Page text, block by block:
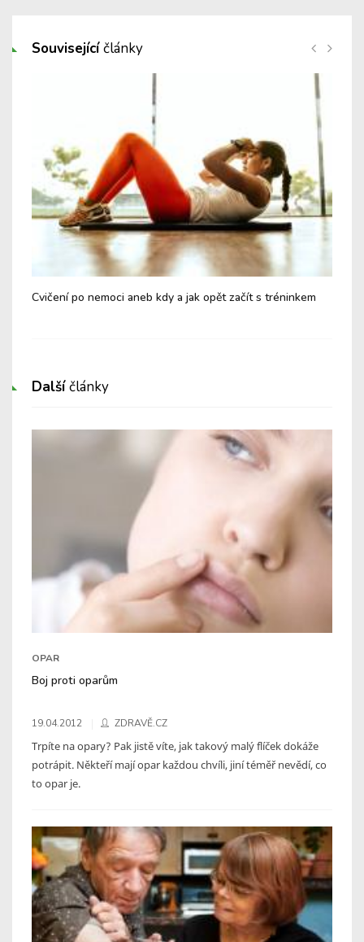
Souvisejícíčlánky
Cvičení po nemoci aneb kdy a jak opět začít s tréninkem
Dalšíčlánky
OPAR
Boj proti oparům
19.04.2012 ZDRAVĚ.CZ
Trpíte na opary? Pak jistě víte, jak takový malý flíček dokáže
potrápit. Někteří mají opar každou chvíli, jiní téměř nevědí, co
to opar je.